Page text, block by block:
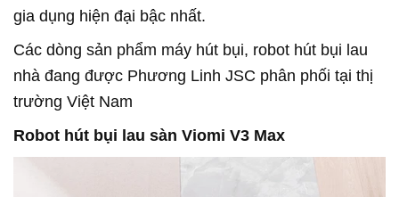
gia dụng hiện đại bậc nhất.
Các dòng sản phẩm máy hút bụi, robot hút bụi lau
nhà đang được Phương Linh JSC phân phối tại thị
trường Việt Nam
Robot hút bụi lau sàn Viomi V3 Max